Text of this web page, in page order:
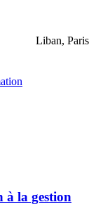
Liban, Paris
à la gestion